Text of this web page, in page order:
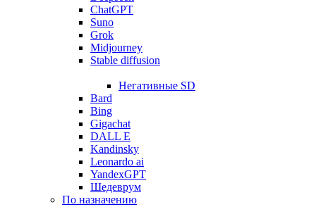
ChatGPT
Suno
Grok
Midjourney
Stable diffusion
Негативные SD
Bard
Bing
Gigachat
DALL E
Kandinsky
Leonardo ai
YandexGPT
Шедеврум
По назначению